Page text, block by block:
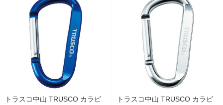
トラスコ中山 TRUSCO カラビ
トラスコ中山 TRUSCO カラビ